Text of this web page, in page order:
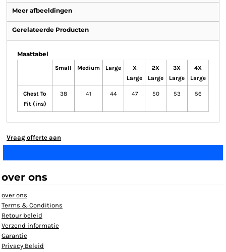
Meer afbeeldingen
Gerelateerde Producten
Maattabel
Small Medium Large
X
Large
2X
Large
3X
Large
4X
Large
Chest To
Fit (ins)
38 41 44 47 50 53 56
Vraag offerte aan
over ons
over ons
Terms & Conditions
Retour beleid
Verzend informatie
Garantie
Privacy Beleid